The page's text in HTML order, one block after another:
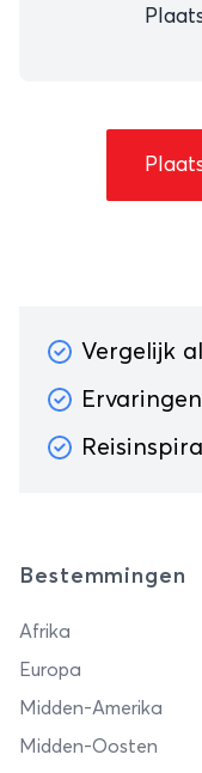
Vergelijk
Bestemmingen
Afrika
Europa
Midden-Amerika
Midden-Oosten